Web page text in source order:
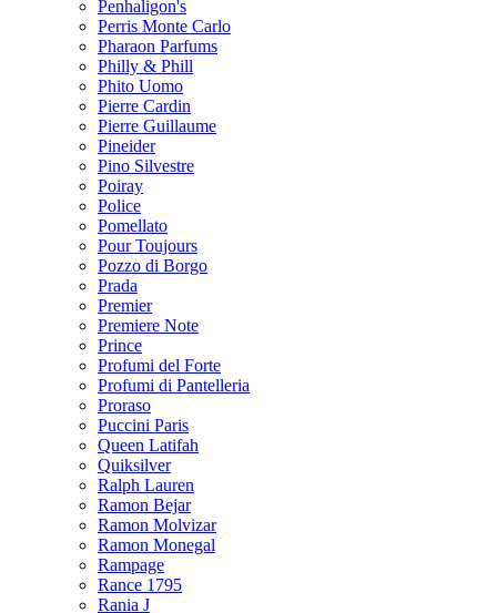
Penhaligon's
Perris Monte Carlo
Pharaon Parfums
Philly & Phill
Phito Uomo
Pierre Cardin
Pierre Guillaume
Pineider
Pino Silvestre
Poiray
Police
Pomellato
Pour Toujours
Pozzo di Borgo
Prada
Premier
Premiere Note
Prince
Profumi del Forte
Profumi di Pantelleria
Proraso
Puccini Paris
Queen Latifah
Quiksilver
Ralph Lauren
Ramon Bejar
Ramon Molvizar
Ramon Monegal
Rampage
Rance 1795
Rania J